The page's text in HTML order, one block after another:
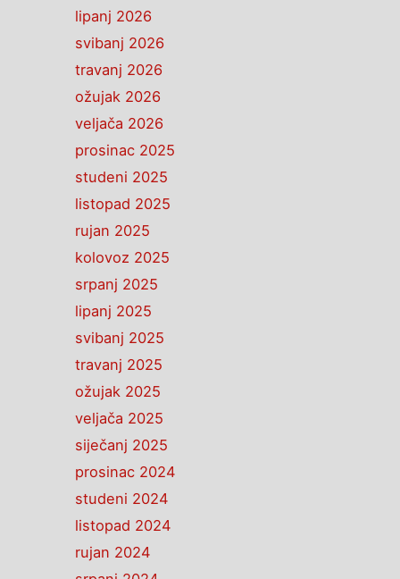
lipanj 2026
svibanj 2026
travanj 2026
ožujak 2026
veljača 2026
prosinac 2025
studeni 2025
listopad 2025
rujan 2025
kolovoz 2025
srpanj 2025
lipanj 2025
svibanj 2025
travanj 2025
ožujak 2025
veljača 2025
siječanj 2025
prosinac 2024
studeni 2024
listopad 2024
rujan 2024